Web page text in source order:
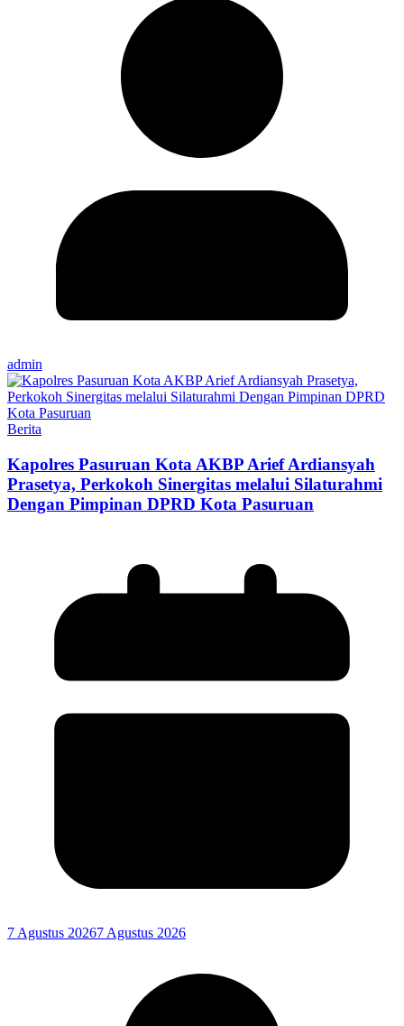
admin
Berita
Kapolres Pasuruan Kota AKBP Arief Ardiansyah
Prasetya, Perkokoh Sinergitas melalui Silaturahmi
Dengan Pimpinan DPRD Kota Pasuruan
7 Agustus 20267 Agustus 2026